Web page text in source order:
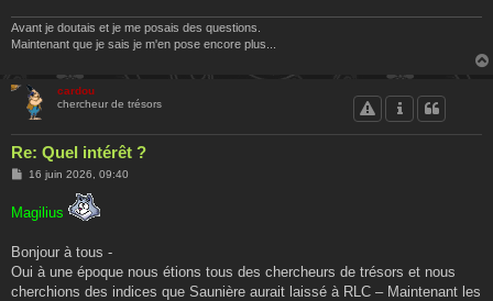
Avant je doutais et je me posais des questions.
Maintenant que je sais je m'en pose encore plus...
cardou
chercheur de trésors
Re: Quel intérêt ?
M
s
e
16 juin 2026, 09:40
Magilius
Bonjour à tous -
Oui à une époque nous étions tous des chercheurs de trésors et nous
cherchions des indices que Saunière aurait laissé à RLC – Maintenant les